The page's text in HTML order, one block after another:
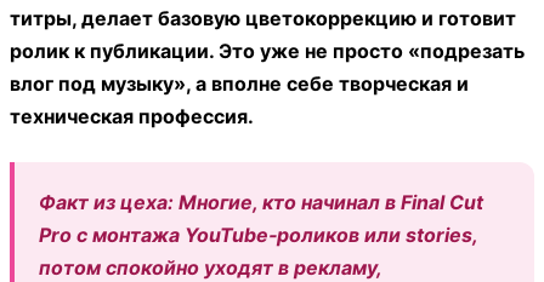
титры, делает базовую цветокоррекцию и готовит
ролик к публикации. Это уже не просто «подрезать
влог под музыку», а вполне себе творческая и
техническая профессия.
Факт из цеха: Многие, кто начинал в Final Cut
Pro с монтажа YouTube‑роликов или stories,
потом спокойно уходят в рекламу,